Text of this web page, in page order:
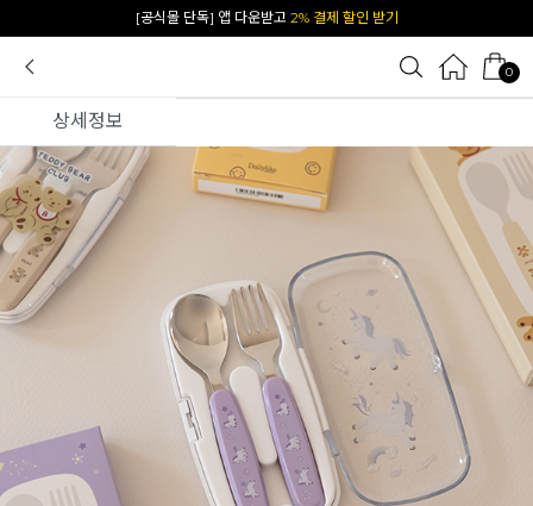
카카오 플친 추가하면1천원 즉시 할인 쿠폰
0
상세정보